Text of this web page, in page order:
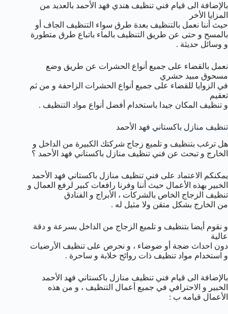
بالإضافة الى قيام فني تنظيف هندي فهد الأحمد بالعديد من
المزايا الأخر
حيث أننا نعمل بالتنظيف بعدة طرق سواء التنظيف الجاف أو
بالمسح و حتى عن طريق التنظيف بالماء باتباع طرق متطورة
و وسائل حديثة .
نعمل بالقضاء على جميع أنواع الحشرات عن طريق وضع
مسحوق مبيد حشري
في الزوايا للقضاء على جميع أنواع الحشرات الزاحفة و من ثم
تعقيم
و تنظيف المكان جيدا باستخدام أفضل أنواع مواد التنظيف .
تنظيف منازل باكستاني فهد الأحمد
هل ترغب بتنظيف و تلميع زجاج شركتك الكبيرة من الداخل و
الخارج و تبحث عن فني تنظيف منازل باكستاني فهد الأحمد ؟
يمكنكم الاعتماد على فني تنظيف منازل باكستاني فهد الأحمد
الخبير بهذه الأعمال حيث أننا وفرنا رافعات كبير لرفع العمال و
تنظيف الزجاج الخاص بالشركات ، الأبراج و الفنادق
من الخارج بشكل متقن ولا مثيل له .
و نقوم أيضا بتنظيف و تلميع الزجاج من الداخل بسرعة و دقة
عالية
دون احداث ضجة أو ضوضاء ، و نحرص على تنظيف الأرضيات
و استخدام مواد تنظيف ذات روائح خلابة و ساحرة .
بالإضافة الى قيام فني تنظيف منازل باكستاني فهد الأحمد
الخبير و الاحترافي في جميع أعمال التنظيف ، و من هذه
الأعمال قيامه ب :